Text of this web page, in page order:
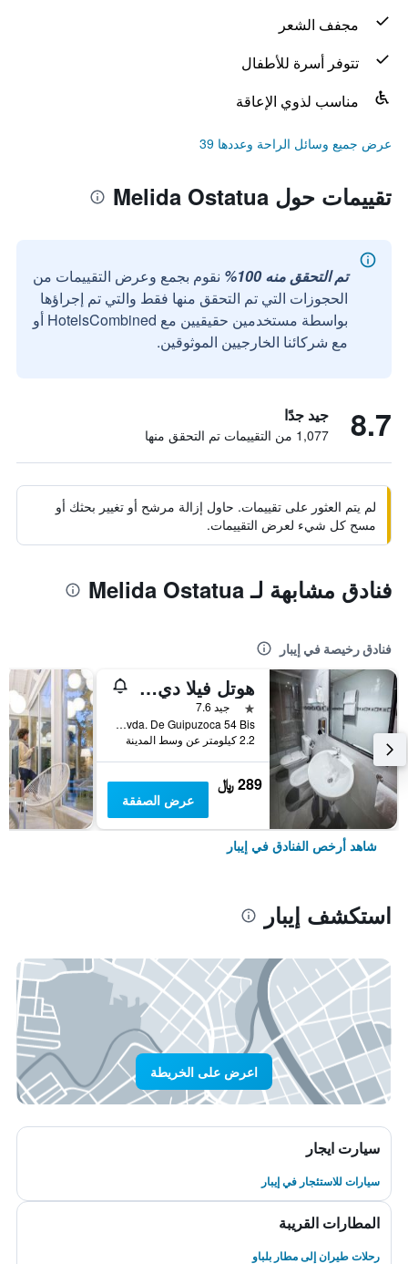
مجفف الشعر
تتوفر أسرة للأطفال
مناسب لذوي الإعاقة
عرض جميع وسائل الراحة وعددها 39
تقييمات حول Melida Ostatua
تم التحقق منه 100%
نقوم بجمع وعرض التقييمات من
الحجوزات التي تم التحقق منها فقط والتي تم إجراؤها
بواسطة مستخدمين حقيقيين مع HotelsCombined أو
مع شركائنا الخارجيين الموثوقين.
8.7 جيد جدًا
1,077 من التقييمات تم التحقق منها
لم يتم العثور على تقييمات. حاول إزالة مرشح أو تغيير بحثك أو
مسح كل شيء لعرض التقييمات.
فنادق مشابهة لـ Melida Ostatua
فنادق رخيصة في إيبار
هوتل فيلا دي إرموا
نجمة واحدة
جيد 7.6
Avda. De Guipuzoca 54 Bis, إيبار, مقاطعة غيبوثكـوا, أسبانيا
2.2 كيلومتر عن وسط المدينة
289 ﷼
عرض الصفقة
شاهد أرخص الفنادق في إيبار
استكشف إيبار
اعرض على الخريطة
سيارت ايجار
سيارات للاستئجار في إيبار
المطارات القريبة
رحلات طيران إلى مطار بلباو